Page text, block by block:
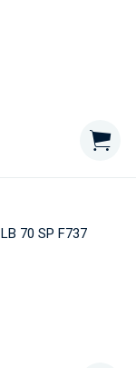
70 SP F737